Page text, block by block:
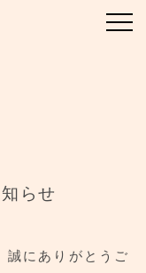
らせ
誠にありがとうご